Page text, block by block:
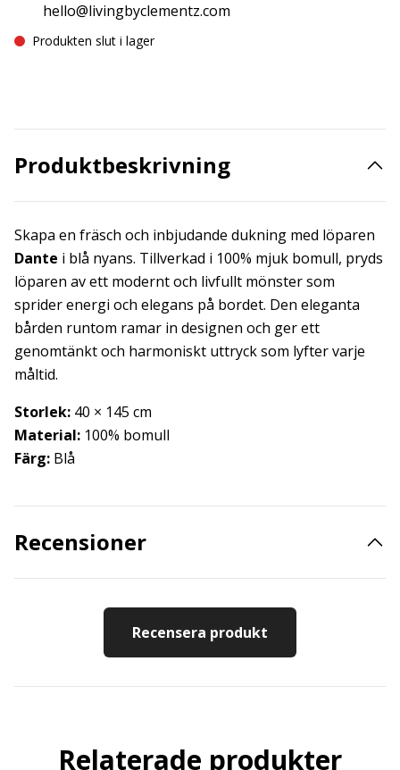
hello@livingbyclementz.com
Produkten slut i lager
Produktbeskrivning
Skapa en fräsch och inbjudande dukning med löparen
Dante i blå nyans. Tillverkad i 100% mjuk bomull, pryds
löparen av ett modernt och livfullt mönster som
sprider energi och elegans på bordet. Den eleganta
bården runtom ramar in designen och ger ett
genomtänkt och harmoniskt uttryck som lyfter varje
måltid.
Storlek: 40 × 145 cm
Material: 100% bomull
Färg: Blå
Recensioner
Recensera produkt
Relaterade produkter